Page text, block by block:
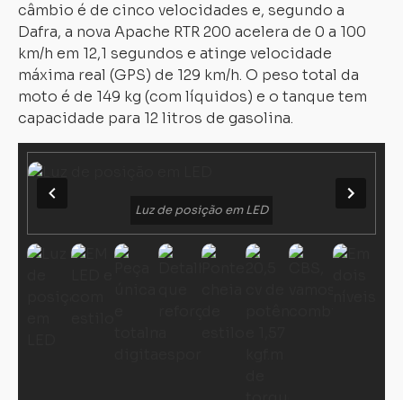
câmbio é de cinco velocidades e, segundo a
Dafra, a nova Apache RTR 200 acelera de 0 a 100
km/h em 12,1 segundos e atinge velocidade
máxima real (GPS) de 129 km/h. O peso total da
moto é de 149 kg (com líquidos) e o tanque tem
capacidade para 12 litros de gasolina.
Luz de posição em LED